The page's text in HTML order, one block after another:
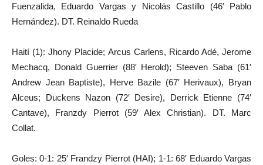
Fuenzalida, Eduardo Vargas y Nicolás Castillo (46′ Pablo
Hernández). DT. Reinaldo Rueda
Haití (1): Jhony Placide; Arcus Carlens, Ricardo Adé, Jerome
Mechacq, Donald Guerrier (88′ Herold); Steeven Saba (61′
Andrew Jean Baptiste), Herve Bazile (67′ Herivaux), Bryan
Alceus; Duckens Nazon (72′ Desire), Derrick Etienne (74′
Cantave), Franzdy Pierrot (59′ Alex Christian). DT. Marc
Collat.
Goles: 0-1: 25′ Frandzy Pierrot (HAI); 1-1: 68′ Eduardo Vargas